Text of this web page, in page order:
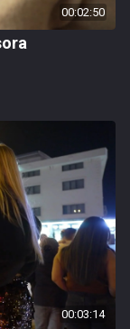
00:02:50
00:03:14